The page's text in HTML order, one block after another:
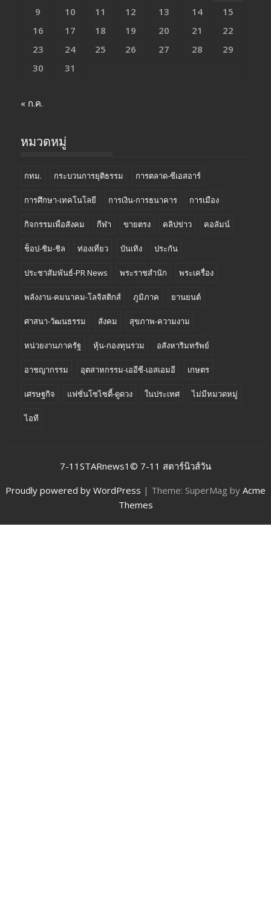
9
10 11 12 13 14
15
16
17 18 19 20 21
22
23
24 25 26 27 28
29
30
31
« ก.ค.
หมวดหมู่
กทม. กระบวนการยุติธรรม การตลาด-ซีเอสอาร์
การศึกษา-เทคโนโลยี การเงิน-การธนาคาร การเมือง
กิจกรรมเพื่อสังคม กีฬา ขายตรง คลิปข่าว คอลัมน์
ช็อป-ชิม-ชิล ท่องเที่ยว บันเทิง ประกัน
ประชาสัมพันธ์-PR News พระราชสำนัก พระเครื่อง
พลังงาน-คมนาคม-โลจิสติกส์ ภูมิภาค ยานยนต์
ศาสนา-วัฒนธรรม สังคม สุขภาพ-ความงาม
หน่วยงานภาครัฐ หุ้น-กองทุนรวม อสังหาริมทรัพย์
อาชญากรรม อุตสาหกรรม-เออีซี-เอสเอมอี เกษตร
เศรษฐกิจ แฟชั่นโซไซตี้-ดูดวง ในประเทศ ไม่มีหมวดหมู่
ไอที
7-11STARnews1© 7-11 สตาร์นิวส์วัน
Proudly powered by WordPress | Theme: SuperMag by Acme
Themes